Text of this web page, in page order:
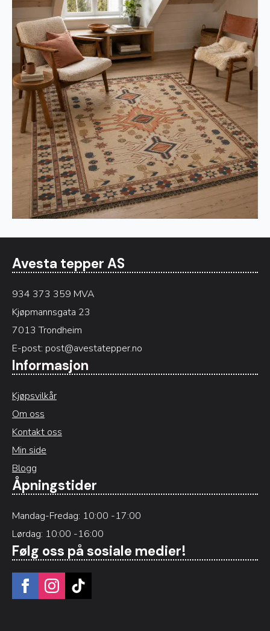
Avesta tepper AS
934 373 359 MVA
Kjøpmannsgata 23
7013 Trondheim
E-post: post@avestatepper.no
Informasjon
Kjøpsvilkår
Om oss
Kontakt oss
Min side
Blogg
Åpningstider
Mandag-Fredag: 10:00 -17:00
Lørdag: 10:00 -16:00
Følg oss på sosiale medier!